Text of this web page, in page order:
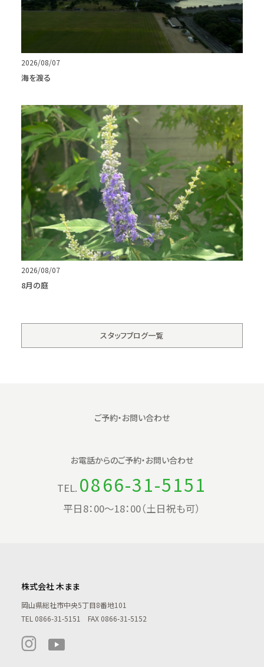
2026/08/07
海を渡る
2026/08/07
8月の庭
スタッフブログ一覧
ご予約・お問い合わせ
お電話からのご予約・お問い合わせ
TEL. 0866-31-5151
平日8：00〜18：00（土日祝も可）
株式会社 木まま
岡山県総社市中央5丁目8番地101
TEL 0866-31-5151 FAX 0866-31-5152